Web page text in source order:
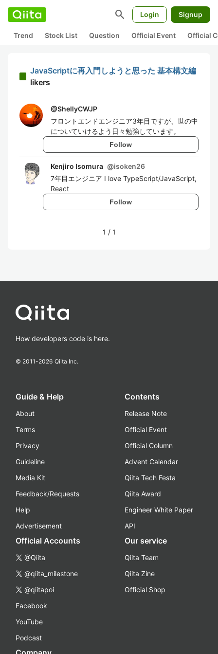
search Login Signup
Trend Stock List Question Official Event Official
JavaScriptに再入門しようと思った 基本構文編
likers
@ShellyCWJP
フロントエンドエンジニア3年目ですが、世の中
についていけるよう日々勉強しています。
Follow
Kenjiro Isomura @isoken26
7年目エンジニア I love TypeScript/JavaScript,
React
Follow
1 / 1
How developers code is here.
© 2011-2026 Qiita Inc.
Guide & Help
About
Terms
Privacy
Guideline
Media Kit
Feedback/Requests
Help
Advertisement
Contents
Release Note
Official Event
Official Column
Advent Calendar
Qiita Tech Festa
Qiita Award
Engineer White Paper
API
Official Accounts
@Qiita
@qiita_milestone
@qiitapoi
Facebook
YouTube
Podcast
Our service
Qiita Team
Qiita Zine
Official Shop